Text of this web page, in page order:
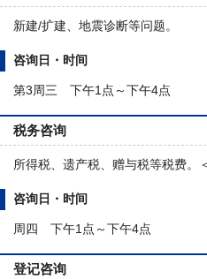
新建/扩建、地震诊断等问题。
咨询日・时间
第3周三 下午1点～下午4点
税务咨询
所得税、遗产税、赠与税等税费。
咨询日・时间
周四 下午1点～下午4点
登记咨询